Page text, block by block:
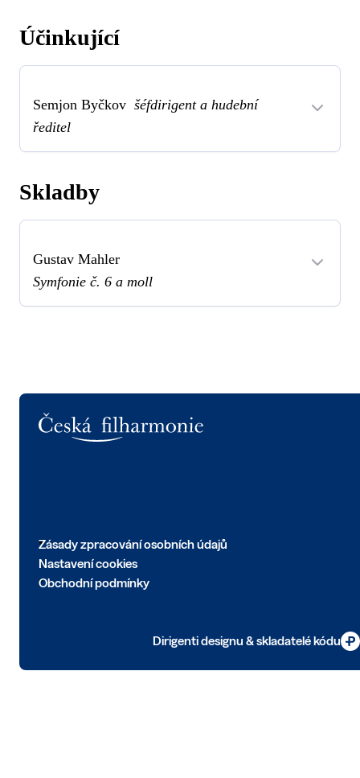
Účinkující
Semjon Byčkov šéfdirigent a hudební
ředitel
Skladby
Gustav Mahler
Symfonie č. 6 a moll
Zásady zpracování osobních údajů
Nastavení cookies
Obchodní podmínky
Dirigenti designu & skladatelé kódu